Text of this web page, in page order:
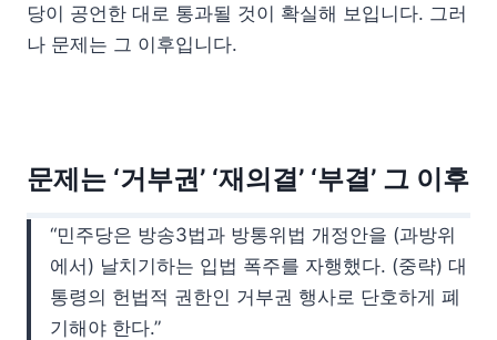
당이 공언한 대로 통과될 것이 확실해 보입니다. 그러
나 문제는 그 이후입니다.
문제는 ‘거부권’ ‘재의결’ ‘부결’ 그 이후
“민주당은 방송3법과 방통위법 개정안을 (과방위
에서) 날치기하는 입법 폭주를 자행했다. (중략) 대
통령의 헌법적 권한인 거부권 행사로 단호하게 폐
기해야 한다.”